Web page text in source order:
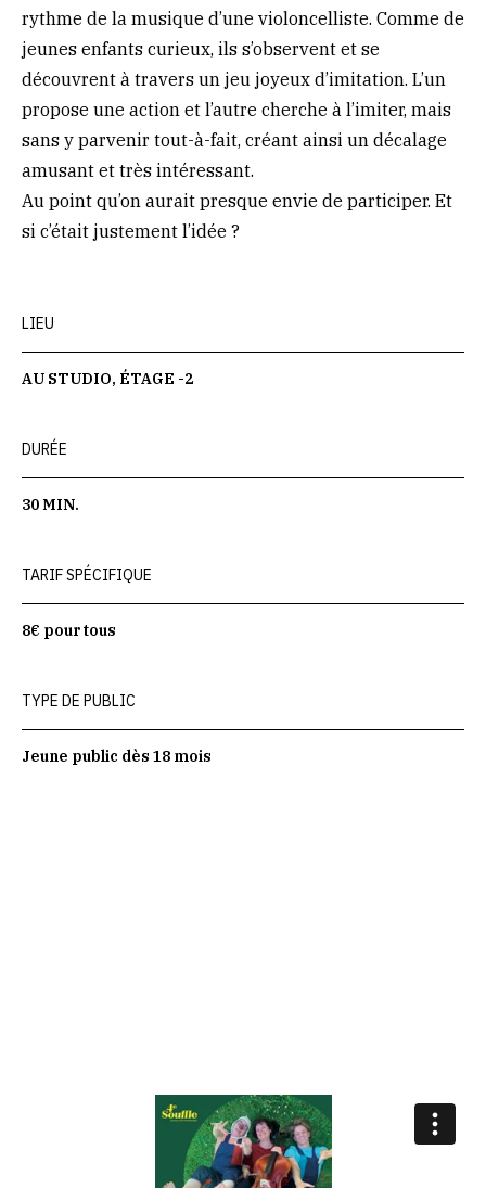
rythme de la musique d’une violoncelliste. Comme de
jeunes enfants curieux, ils s’observent et se
découvrent à travers un jeu joyeux d’imitation. L’un
propose une action et l’autre cherche à l’imiter, mais
sans y parvenir tout-à-fait, créant ainsi un décalage
amusant et très intéressant.
Au point qu’on aurait presque envie de participer. Et
si c’était justement l’idée ?
LIEU
AU STUDIO, ÉTAGE -2
DURÉE
30 MIN.
TARIF SPÉCIFIQUE
8€ pour tous
TYPE DE PUBLIC
Jeune public dès 18 mois